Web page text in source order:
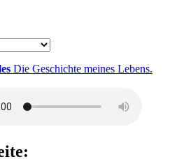
: Die Geschichte meines Lebens.
Die Geschichte meines Lebens.